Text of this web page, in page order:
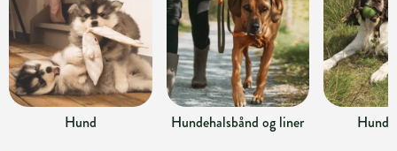
Hund Hundehalsbånd og liner